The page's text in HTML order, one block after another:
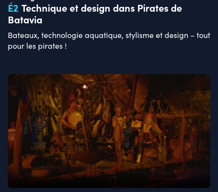
É2 Technique et design dans Pirates de
Batavia
Bateaux, technologie aquatique, stylisme et design – tout
pour les pirates !